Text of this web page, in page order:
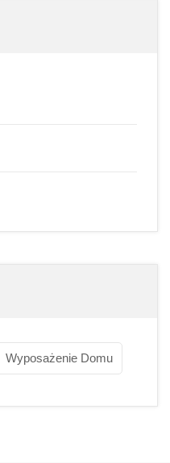
Wyposażenie Domu